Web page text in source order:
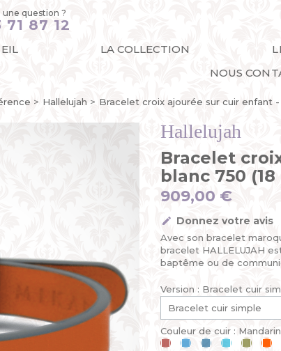
une question ?
71 87 12
LA COLLECTION
NOUS
Hallelujah Bracelet croix ajourée sur cuir enfant -
Hallelujah
Bracelet
blanc 750
909,00 €
Donnez votre avis
Avec son bracelet
bracelet HALLELUJAH
baptême ou de
Version : Bracelet cuir
Couleur de cuir :
CeriseBleuBleuBleuKaki